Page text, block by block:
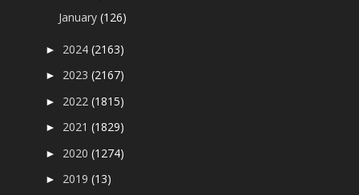
January(126)
► 2024(2163)
► 2023(2167)
► 2022(1815)
► 2021(1829)
► 2020(1274)
► 2019(13)